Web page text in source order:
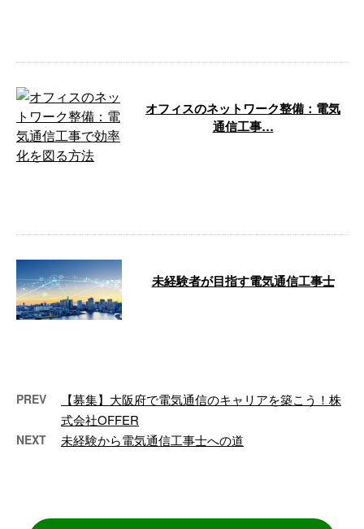
オフィスのネットワーク整備：電気
通信工事…
未経験者が目指す電気通信工事士
PREV
【募集】大阪府で電気通信のキャリアを築こう！株
式会社OFFER
NEXT 未経験から電気通信工事士への道